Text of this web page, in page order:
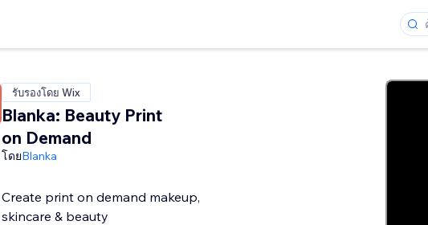
รับรองโดย Wix
Blanka: Beauty Print
on Demand
โดยBlanka
Create print on demand makeup,
skincare & beauty